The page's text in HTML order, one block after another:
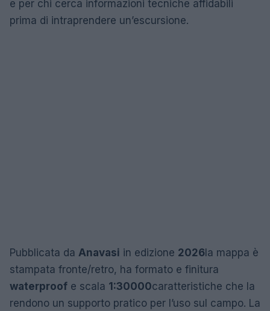
e per chi cerca informazioni tecniche affidabili
prima di intraprendere un’escursione.
Pubblicata da Anavasi in edizione 2026 la mappa è
stampata fronte/retro, ha formato e finitura
waterproof e scala 1:30000caratteristiche che la
rendono un supporto pratico per l’uso sul campo. La